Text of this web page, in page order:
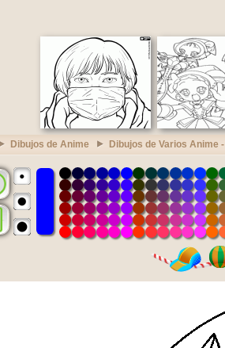
Dibujos de Anime Dibujos de Varios Anime -